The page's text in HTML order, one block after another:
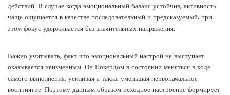
действий. В случае когда эмоциональный баланс устойчив, активность
чаще ощущается в качестве последовательный и предсказуемый, при
этом фокус удерживается без значительных напряжения.
Важно учитывать, факт что эмоциональный настрой не выступает
оказывается неизменным. Он Покердом в состоянии меняться в ходе
самого выполнения, усиливая а также уменьшая первоначальное
восприятие. Поэтому данным образом исходное настроение формирует